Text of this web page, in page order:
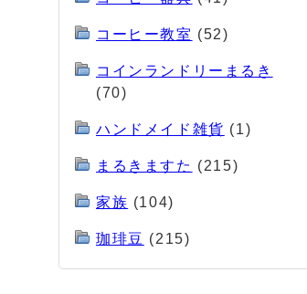
コーヒー教室 (52)
コインランドリーまるき
(70)
ハンドメイド雑貨 (1)
まるきますた (215)
家族 (104)
珈琲豆 (215)